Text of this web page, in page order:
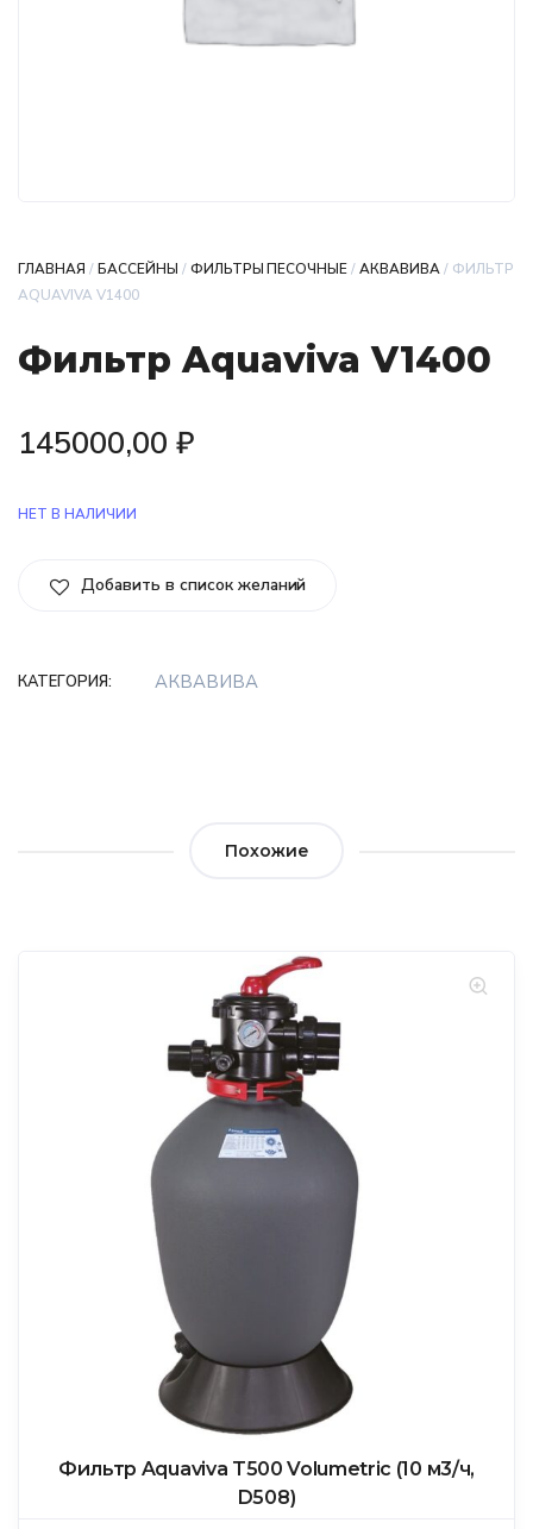
ГЛАВНАЯ /БАССЕЙНЫ /ФИЛЬТРЫ ПЕСОЧНЫЕ/АКВАВИВА/ ФИЛЬТР
AQUAVIVA V1400
Фильтр Aquaviva V1400
145000,00 ₽
НЕТ В НАЛИЧИИ
Добавить в список желаний
КАТЕГОРИЯ: АКВАВИВА
Похожие
Фильтр Aquaviva T500 Volumetric (10 м3/ч,
D508)